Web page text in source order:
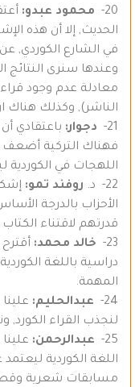
20-
محمود عبدو:
الحديث, إلا أن هذه
في الشارع الكوردي,
وعندها سنرى النتائج
معادلة عدم وجود
الناشر), وكذلك هناك
21-
دجوار: باعتقادي
فهناك التركية أضعف
اللهجات في
22- د.
روفند تمو:
الأحزاب بالدرجة
قدرتهم لاقتناء
23-
خالد محمد:
دراسية باللغة
المهمة.
24-
عبدالحليم:
لنجذب القراء الكورد,
25-
عبدالرحمن:
اللغة الكوردية
مسابقات شعرية